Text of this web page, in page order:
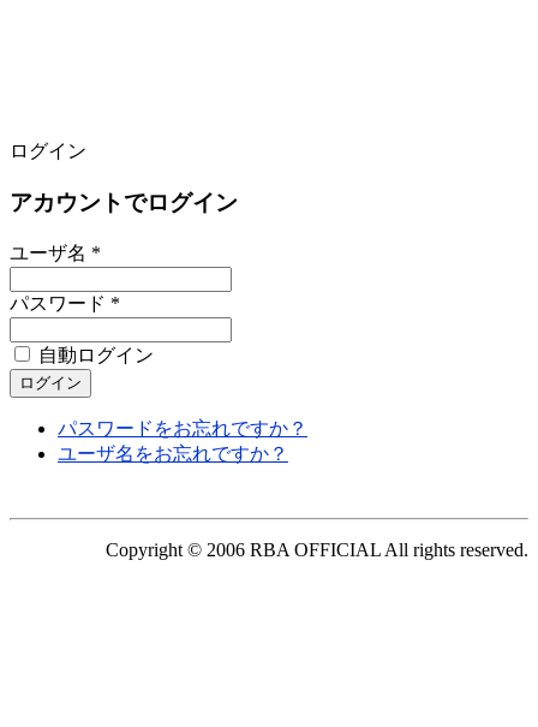
ログイン
アカウントでログイン
ユーザ名 *
パスワード *
自動ログイン
パスワードをお忘れですか？
ユーザ名をお忘れですか？
Copyright © 2006 RBA OFFICIAL All rights reserved.